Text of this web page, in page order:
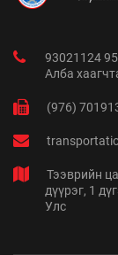
93021124
Алба
(976)
Тээврийн
дүүрэг, 1
Улс